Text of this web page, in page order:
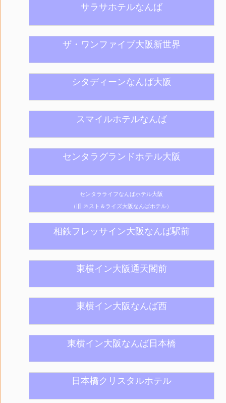
サラサホテルなんば
ザ・ワンファイブ大阪新世界
シタディーンなんば大阪
スマイルホテルなんば
センタラグランドホテル大阪
センタラライフなんばホテル大阪
（旧 ネスト＆ライズ大阪なんばホテル）
相鉄フレッサイン大阪なんば駅前
東横イン大阪通天閣前
東横イン大阪なんば西
東横イン大阪なんば日本橋
日本橋クリスタルホテル